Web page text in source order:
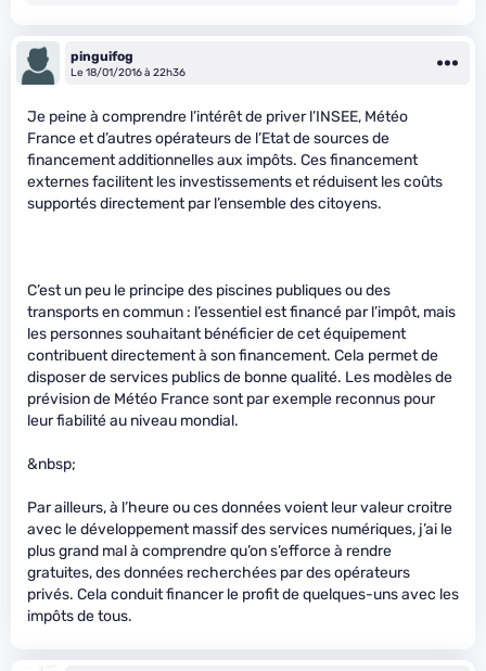
pinguifog
Le 18/01/2016 à 22h36
Je peine à comprendre l’intérêt de priver l’INSEE, Météo
France et d’autres opérateurs de l’Etat de sources de
financement additionnelles aux impôts. Ces financement
externes facilitent les investissements et réduisent les coûts
supportés directement par l’ensemble des citoyens.
C’est un peu le principe des piscines publiques ou des
transports en commun : l’essentiel est financé par l’impôt, mais
les personnes souhaitant bénéficier de cet équipement
contribuent directement à son financement. Cela permet de
disposer de services publics de bonne qualité. Les modèles de
prévision de Météo France sont par exemple reconnus pour
leur fiabilité au niveau mondial.
&nbsp;
Par ailleurs, à l’heure ou ces données voient leur valeur croitre
avec le développement massif des services numériques, j’ai le
plus grand mal à comprendre qu’on s’efforce à rendre
gratuites, des données recherchées par des opérateurs
privés. Cela conduit financer le profit de quelques-uns avec les
impôts de tous.